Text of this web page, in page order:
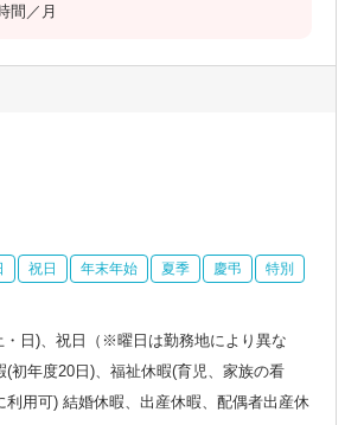
間／月
祝日 年末年始 夏季 慶弔 特別
・日)、祝日（※曜日は勤務地により異な
(初年度20日)、福祉休暇(育児、家族の看
利用可) 結婚休暇、出産休暇、配偶者出産休